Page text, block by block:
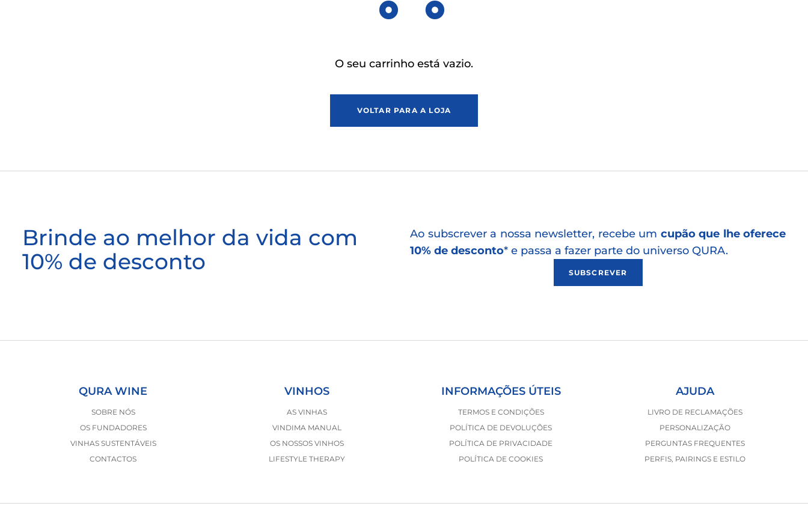
O seu carrinho está vazio.
VOLTAR PARA A LOJA
Brinde ao melhor da vida com
10% de desconto
Ao subscrever a nossa newsletter, recebe um cupão que lhe oferece
10% de desconto* e passa a fazer parte do universo QURA.
SUBSCREVER
QURA WINE
SOBRE NÓS
OS FUNDADORES
VINHAS SUSTENTÁVEIS
CONTACTOS
VINHOS
AS VINHAS
VINDIMA MANUAL
OS NOSSOS VINHOS
LIFESTYLE THERAPY
INFORMAÇÕES ÚTEIS
TERMOS E CONDIÇÕES
POLÍTICA DE DEVOLUÇÕES
POLÍTICA DE PRIVACIDADE
POLÍTICA DE COOKIES
AJUDA
LIVRO DE RECLAMAÇÕES
PERSONALIZAÇÃO
PERGUNTAS FREQUENTES
PERFIS, PAIRINGS E ESTILO